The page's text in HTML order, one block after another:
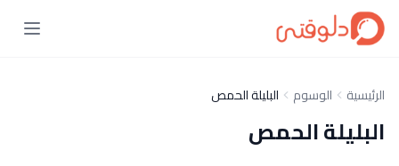
الرئيسية الوسوم البليلة الحمص
البليلة الحمص